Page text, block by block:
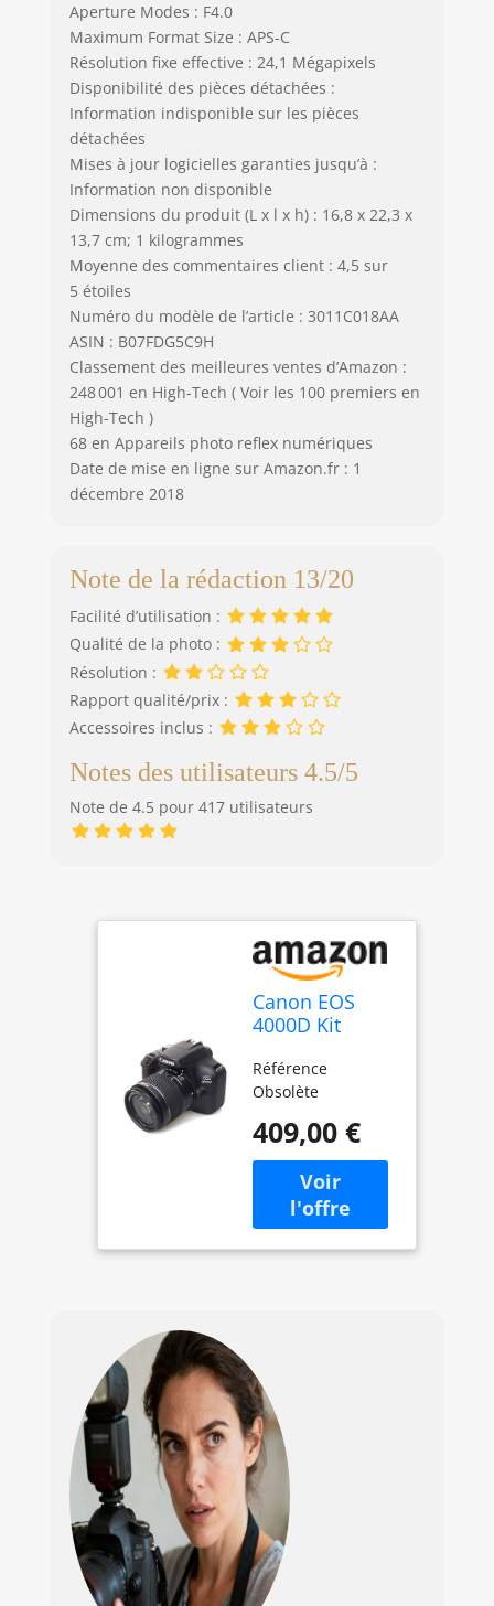
Aperture Modes : F4.0
Maximum Format Size : APS-C
Résolution fixe effective : 24,1 Mégapixels
Disponibilité des pièces détachées :
Information indisponible sur les pièces
détachées
Mises à jour logicielles garanties jusqu’à :
Information non disponible
Dimensions du produit (L x l x h) : 16,8 x 22,3 x
13,7 cm; 1 kilogrammes
Moyenne des commentaires client : 4,5 sur
5 étoiles
Numéro du modèle de l’article : 3011C018AA
ASIN : B07FDG5C9H
Classement des meilleures ventes d’Amazon :
248 001 en High-Tech ( Voir les 100 premiers en
High-Tech )
68 en Appareils photo reflex numériques
Date de mise en ligne sur Amazon.fr : 1
décembre 2018
Note de la rédaction 13/20
Facilité d’utilisation :
Qualité de la photo :
Résolution :
Rapport qualité/prix :
Accessoires inclus :
Notes des utilisateurs 4.5/5
Note de 4.5 pour 417 utilisateurs
Canon EOS
4000D Kit
Version Noir
(obsolete)
Référence
Obsolète
409,00 €